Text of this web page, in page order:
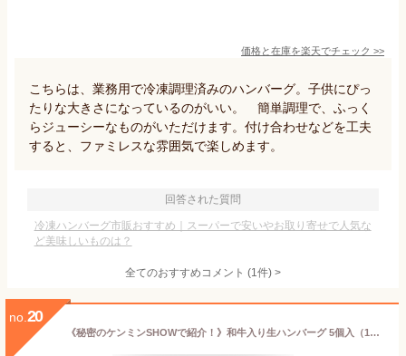
価格と在庫を楽天でチェック >>
こちらは、業務用で冷凍調理済みのハンバーグ。子供にぴっ
たりな大きさになっているのがいい。 簡単調理で、ふっく
らジューシーなものがいただけます。付け合わせなどを工夫
すると、ファミレスな雰囲気で楽しめます。
回答された質問
冷凍ハンバーグ市販おすすめ｜スーパーで安いやお取り寄せで人気な
ど美味しいものは？
全てのおすすめコメント (1件) >
no. 20
《秘密のケンミンSHOWで紹介！》和牛入り生ハンバーグ 5個入（150g×5個） ステーキ 美味しい ビーフ お取り寄せグルメ 冷凍 ギフト 肉 牛肉 国産牛 プレゼント 贈り物 お礼 人気 送料無料 6815050100310